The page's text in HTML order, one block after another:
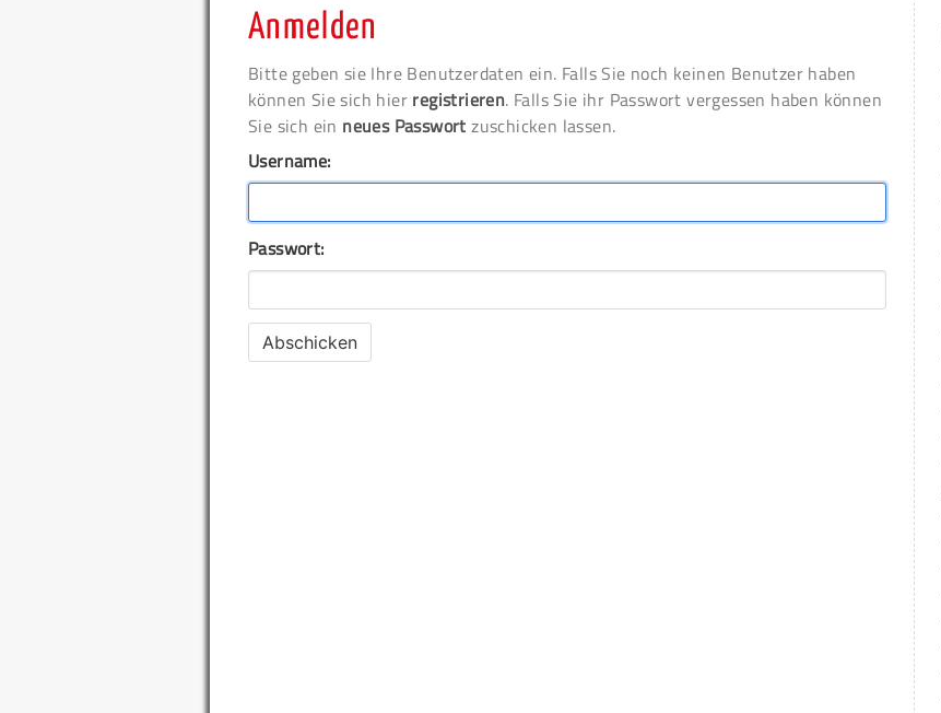
Anmelden
Bitte geben sie Ihre Benutzerdaten ein. Falls Sie noch keinen Benutzer haben
können Sie sich hier registrieren. Falls Sie ihr Passwort vergessen haben können
Sie sich ein neues Passwort zuschicken lassen.
Username:
Passwort: